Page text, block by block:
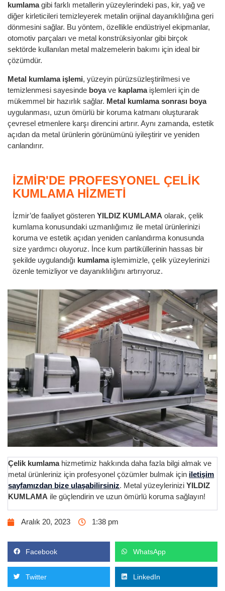
kumlamagibi farklı metallerin yüzeylerindeki pas, kir, yağ ve
diğer kirleticileri temizleyerek metalin orijinal dayanıklılığına geri
dönmesini sağlar. Bu yöntem, özellikle endüstriyel ekipmanlar,
otomotiv parçaları ve metal konstrüksiyonlar gibi birçok
sektörde kullanılan metal malzemelerin bakımı için ideal bir
çözümdür.
Metal kumlama işlemi, yüzeyin pürüzsüzleştirilmesi ve
temizlenmesi sayesinde boyave kaplamaişlemleri için de
mükemmel bir hazırlık sağlar. Metal kumlama sonrası boya
uygulanması, uzun ömürlü bir koruma katmanı oluşturarak
çevresel etmenlere karşı direncini artırır. Aynı zamanda, estetik
açıdan da metal ürünlerin görünümünü iyileştirir ve yeniden
canlandırır.
İZMIR'DE PROFESYONEL ÇELIK
KUMLAMA HIZMETI
İzmir’de faaliyet gösteren YILDIZ KUMLAMA olarak, çelik
kumlama konusundaki uzmanlığımız ile metal ürünlerinizi
koruma ve estetik açıdan yeniden canlandırma konusunda
size yardımcı oluyoruz. İnce kum partiküllerinin hassas bir
şekilde uygulandığı kumlamaişlemimizle, çelik yüzeylerinizi
özenle temizliyor ve dayanıklılığını artırıyoruz.
Çelik kumlamahizmetimiz hakkında daha fazla bilgi almak ve
metal ürünleriniz için profesyonel çözümler bulmak için iletişim
sayfamızdan bize ulaşabilirsiniz. Metal yüzeyleriniziYILDIZ
KUMLAMA ile güçlendirin ve uzun ömürlü koruma sağlayın!
Aralık 20, 2023 1:38 pm
Facebook WhatsApp
Twitter LinkedIn